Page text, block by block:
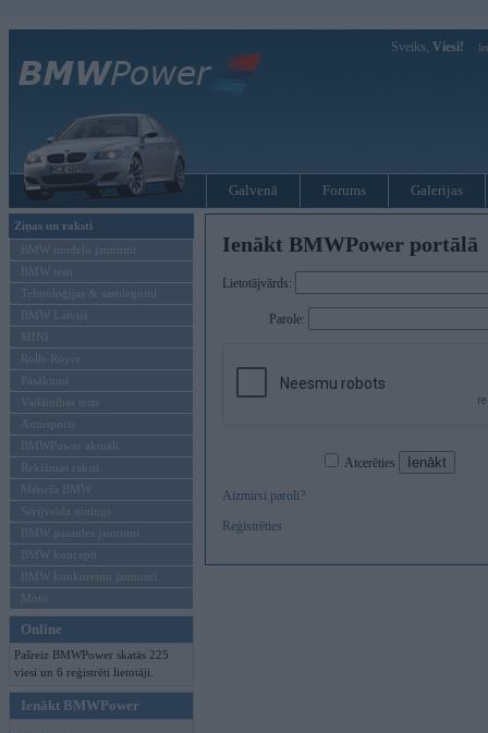
Sveiks, Viesi!
Galvenā Forums Galerijas
Ziņas un raksti
BMW modeļu jaunumi
BMW testi
Tehnoloģijas & sasniegumi
BMW Latvijā
MINI
Rolls-Royce
Pasākumi
Vadāmības tests
Autosports
BMWPower aktuāli
Reklāmas raksti
Mēneša BMW
Sērijveida tūnings
BMW pasaules jaunumi
BMW koncepti
BMW konkurentu jaunumi
Moto
Online
Pašreiz BMWPower skatās 225
viesi un 6 reģistrēti lietotāji.
Ienākt BMWPower
Ienākt BMWPower portālā
Lietotājvārds:
Parole:
Atcerēties
Aizmirsi paroli?
Reģistrēties